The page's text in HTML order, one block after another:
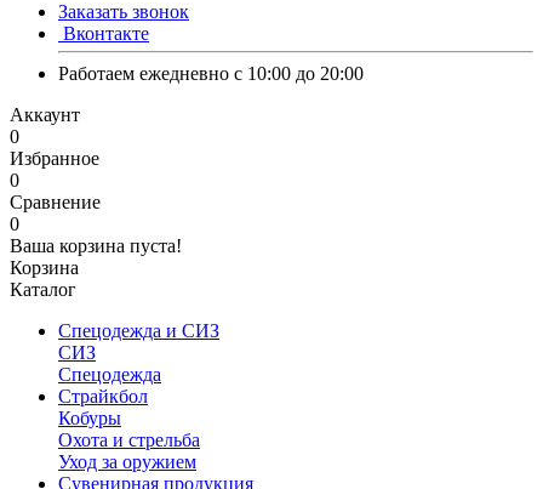
Заказать звонок
Вконтакте
Работаем ежедневно с 10:00 до 20:00
Аккаунт
0
Избранное
0
Сравнение
0
Ваша корзина пуста!
Корзина
Каталог
Спецодежда и СИЗ
СИЗ
Спецодежда
Страйкбол
Кобуры
Охота и стрельба
Уход за оружием
Сувенирная продукция